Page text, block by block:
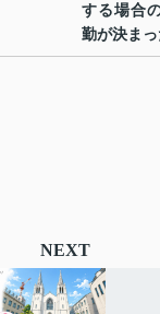
する場合
勤が決ま
NEXT